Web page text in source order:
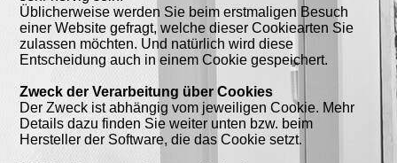
Üblicherweise werden Sie beim erstmaligen Besuch
einer Website gefragt, welche dieser Cookiearten Sie
zulassen möchten. Und natürlich wird diese
Entscheidung auch in einem Cookie gespeichert.
Zweck der Verarbeitung über Cookies
Der Zweck ist abhängig vom jeweiligen Cookie. Mehr
Details dazu finden Sie weiter unten bzw. beim
Hersteller der Software, die das Cookie setzt.